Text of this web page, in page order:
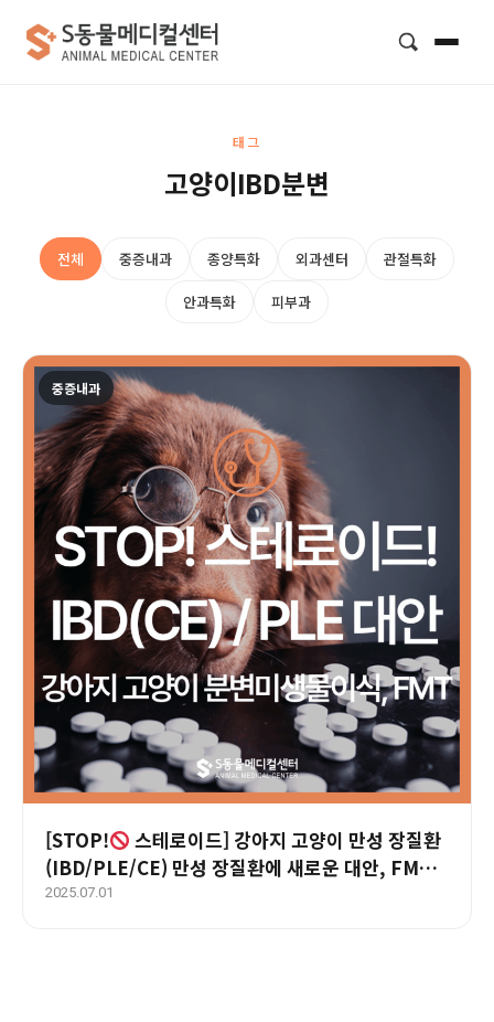
태그
고양이IBD분변
전체 중증내과 종양특화 외과센터 관절특화
안과특화 피부과
중증내과
[STOP!
스테로이드] 강아지 고양이 만성 장질환
(IBD/PLE/CE) 만성 장질환에 새로운 대안, FMT
란? – 울산 에스동물병원
2025.07.01